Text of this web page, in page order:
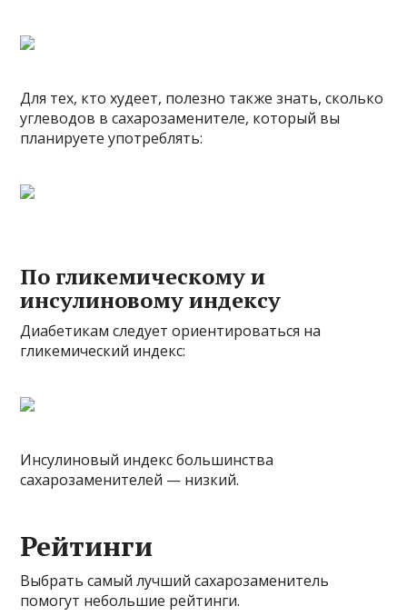
Для тех, кто худеет, полезно также знать, сколько
углеводов в сахарозаменителе, который вы
планируете употреблять:
По гликемическому и
инсулиновому индексу
Диабетикам следует ориентироваться на
гликемический индекс:
Инсулиновый индекс большинства
сахарозаменителей — низкий.
Рейтинги
Выбрать самый лучший сахарозаменитель
помогут небольшие рейтинги.